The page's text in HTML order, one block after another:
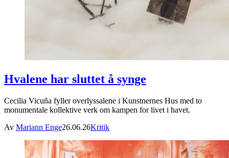
Hvalene har sluttet å synge
Cecilia Vicuña fyller overlyssalene i Kunstnernes Hus med to
monumentale kollektive verk om kampen for livet i havet.
Av Mariann Enge26.06.26Kritik